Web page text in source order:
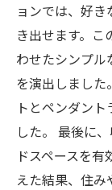
ョンでは、好
き出せます。こ
わせたシンプ
を演出しまし
トとペンダン
した。 最後に
ドスペースを
えた結果、住